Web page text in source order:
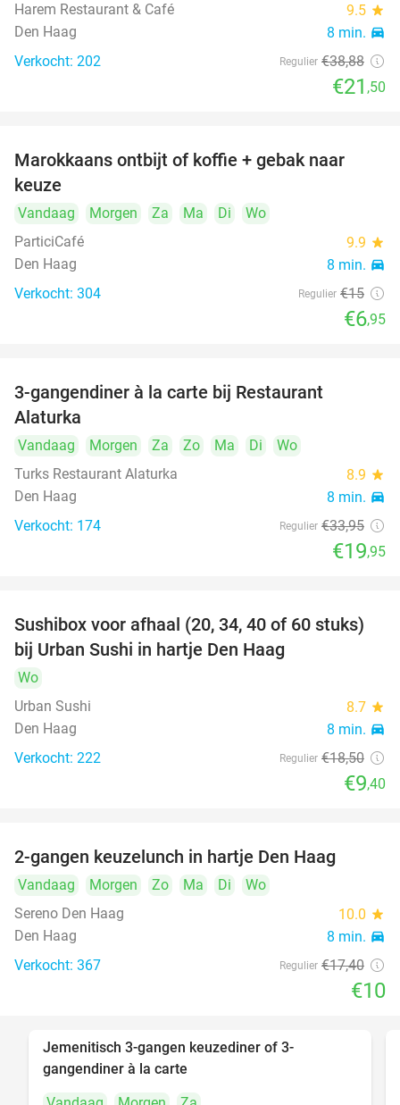
Harem Restaurant & Café
9.5 star
Den Haag 8 min. directions_car
Verkocht: 202 Regulier €38,88
€21 ,50
Marokkaans ontbijt of koffie + gebak naar
keuze
Vandaag Morgen Za Ma Di
Wo
ParticiCafé
9.9 star
Den Haag 8 min. directions_car
Verkocht: 304 Regulier €15
€6,95
3-gangendiner à la carte bij Restaurant
Alaturka
Vandaag Morgen Za Zo Ma Di
Wo
Turks Restaurant Alaturka
8.9 star
Den Haag 8 min. directions_car
Verkocht: 174 Regulier €33,95
€19,95
49%
Sushibox voor afhaal (20, 34, 40 of 60 stuks)
bij Urban Sushi in hartje Den Haag
Wo
Urban Sushi
8.7 star
Den Haag 8 min. directions_car
Verkocht: 222 Regulier €18,50
€9,40
2-gangen keuzelunch in hartje Den Haag
Vandaag Morgen Zo Ma Di
Wo
Sereno Den Haag
10.0 star
Den Haag 8 min. directions_car
Verkocht: 367 Regulier €17,40
€10
Jemenitisch 3-gangen keuzediner of 3-
gangendiner à la carte